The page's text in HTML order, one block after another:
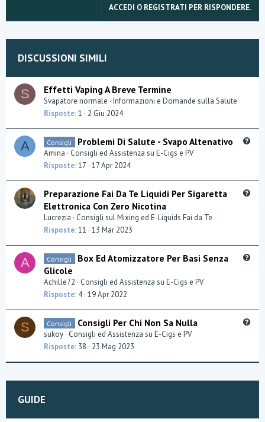
ACCEDI O REGISTRATI PER RISPONDERE.
DISCUSSIONI SIMILI
S Effetti Vaping A Breve Termine
Svapatore normale Informazioni e Domande sulla Salute
Risposte 1 2 Giu 2024
A Consigli Problemi Di Salute - Svapo Altenativo
Amina
Consigli ed Assistenza su E-Cigs e PV
Risposte 17 17 Apr 2024
i
Preparazione Fai Da Te Liquidi Per Sigaretta
Elettronica Con Zero Nicotina
Lucrezia
Consigli sul Mixing ed E-Liquids Fai da Te
Risposte 11 13 Mar 2023
A
i
Consigli
Box Ed Atomizzatore Per Basi Senza
Glicole
Achille72
Consigli ed Assistenza su E-Cigs e PV
Risposte 4 19 Apr 2022
S
t
Consigli Consigli Per Chi Non Sa Nulla
sukoy Consigli ed Assistenza su E-Cigs e PV
Risposte 38 23 Mag 2023
GUIDE